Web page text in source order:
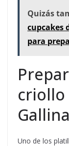
Quizás
cupcakes
para
criollo
Gallina
Uno de los